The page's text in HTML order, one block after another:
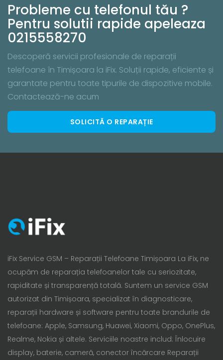
Probleme cu telefonul tău ?
Pentru solutii rapide apeleaza
0215558270
Descoperă servicii profesionale de reparații
telefoane în Timișoara la iFix. Soluții rapide, eficiente și
garantate pentru toate tipurile de dispozitive mobile.
Contactează-ne acum
SOLICITĂ O REPARAȚIE
iFix Service GSM – Reparații Telefoane Timișoara La iFix, ne
ocupăm de reparația telefoanelor tale cu seriozitate,
rapiditate și transparență totală. Suntem un service GSM
autorizat din Timișoara, specializat în diagnosticare,
reparații hardware și software pentru toate brandurile de
telefoane: Apple, Samsung, Huawei, Xiaomi, Oppo, OnePlus,
Realme, Nokia și altele. Serviciile noastre includ: Înlocuire
display, baterie, cameră, conector încărcare Reparații